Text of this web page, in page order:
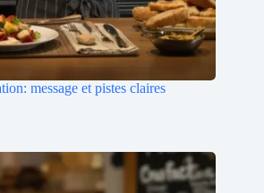
message et pistes claires